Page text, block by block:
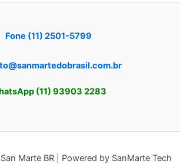
Fone (11) 2501-5799
(11) 93903 2283
Marte BR | Powered by SanMarte Tech